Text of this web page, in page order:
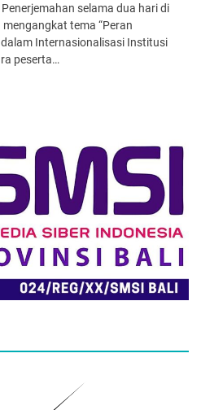
selama dua hari di
tema “Peran
Internasionalisasi Institusi
peserta…